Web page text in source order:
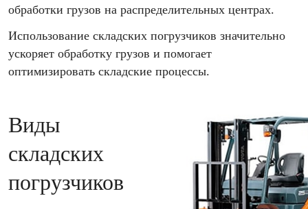
обработки грузов на распределительных центрах.
Использование складских погрузчиков значительно
ускоряет обработку грузов и помогает
оптимизировать складские процессы.
Виды
складских
погрузчиков